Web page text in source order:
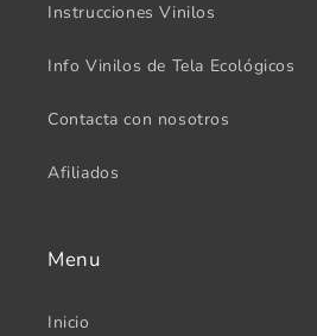
Instrucciones Vinilos
Info Vinilos de Tela Ecológicos
Contacta con nosotros
Afiliados
Menu
Inicio